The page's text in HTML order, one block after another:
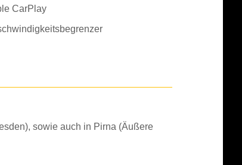
CarPlay
sowie auch in Pirna (Äußere